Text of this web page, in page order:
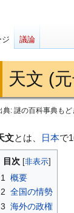
天文 (
典: 謎の百科事典も
ー
シ
ョ
移
動
文とは、 日本で
目次
1
概要
2 全国の情勢
3 海外の政権
ジ 議論